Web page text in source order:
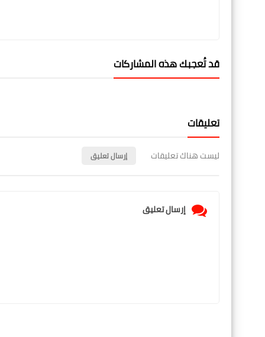
قد تُعجبك هذه المشاركات
تعليقات
ليست هناك تعليقات إرسال تعليق
إرسال تعليق